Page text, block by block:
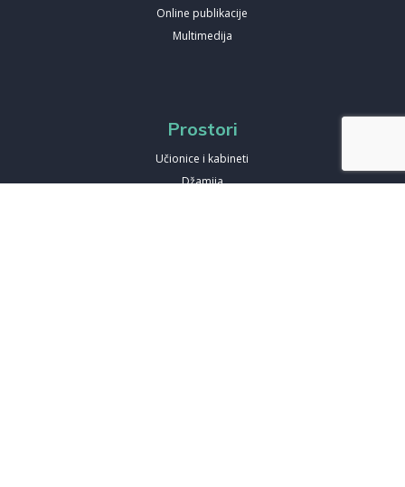
Online publikacije
Multimedija
Prostori
Učionice i kabineti
Džamija